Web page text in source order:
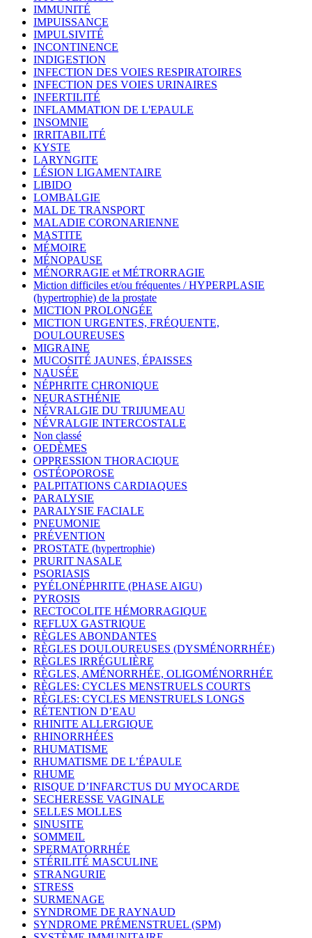
IMMUNITÉ
IMPUISSANCE
IMPULSIVITÉ
INCONTINENCE
INDIGESTION
INFECTION DES VOIES RESPIRATOIRES
INFECTION DES VOIES URINAIRES
INFERTILITÉ
INFLAMMATION DE L'EPAULE
INSOMNIE
IRRITABILITÉ
KYSTE
LARYNGITE
LÉSION LIGAMENTAIRE
LIBIDO
LOMBALGIE
MAL DE TRANSPORT
MALADIE CORONARIENNE
MASTITE
MÉMOIRE
MÉNOPAUSE
MÉNORRAGIE et MÉTRORRAGIE
Miction difficiles et/ou fréquentes / HYPERPLASIE
(hypertrophie) de la prostate
MICTION PROLONGÉE
MICTION URGENTES, FRÉQUENTE,
DOULOUREUSES
MIGRAINE
MUCOSITÉ JAUNES, ÉPAISSES
NAUSÉE
NÉPHRITE CHRONIQUE
NEURASTHÉNIE
NÉVRALGIE DU TRIJUMEAU
NÉVRALGIE INTERCOSTALE
Non classé
OEDÈMES
OPPRESSION THORACIQUE
OSTÉOPOROSE
PALPITATIONS CARDIAQUES
PARALYSIE
PARALYSIE FACIALE
PNEUMONIE
PRÉVENTION
PROSTATE (hypertrophie)
PRURIT NASALE
PSORIASIS
PYÉLONÉPHRITE (PHASE AIGU)
PYROSIS
RECTOCOLITE HÉMORRAGIQUE
REFLUX GASTRIQUE
RÈGLES ABONDANTES
RÈGLES DOULOUREUSES (DYSMÉNORRHÉE)
RÈGLES IRRÉGULIÈRE
RÈGLES, AMÉNORRHÉE, OLIGOMÉNORRHÉE
RÈGLES: CYCLES MENSTRUELS COURTS
RÈGLES: CYCLES MENSTRUELS LONGS
RÉTENTION D’EAU
RHINITE ALLERGIQUE
RHINORRHÉES
RHUMATISME
RHUMATISME DE L’ÉPAULE
RHUME
RISQUE D’INFARCTUS DU MYOCARDE
SECHERESSE VAGINALE
SELLES MOLLES
SINUSITE
SOMMEIL
SPERMATORRHÉE
STÉRILITÉ MASCULINE
STRANGURIE
STRESS
SURMENAGE
SYNDROME DE RAYNAUD
SYNDROME PRÉMENSTRUEL (SPM)